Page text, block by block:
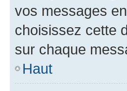
vos messages
choisissez cette
sur chaque
Haut